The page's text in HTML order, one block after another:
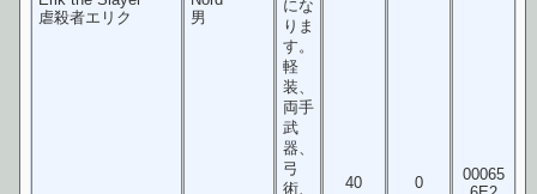
虐殺者エリク
男
にな
りま
す。
軽
装、
両手
武
器、
弓
術、
40 0
00065